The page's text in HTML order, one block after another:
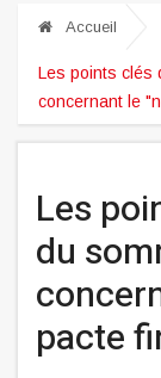
Accueil
Les points clés
concernant le
Les
du
pacte